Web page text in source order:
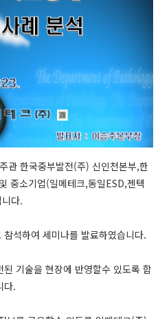
관 한국중부발전(주) 신인천본부,한
중소기업(일메테크,동일ESD,젠텍
다.
석하여 세미나를 발료하였습니다.
기술을 현장에 반영할수 있도록 함
다.